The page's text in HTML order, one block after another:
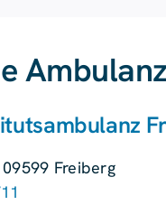
Ambulanz
Freiberg